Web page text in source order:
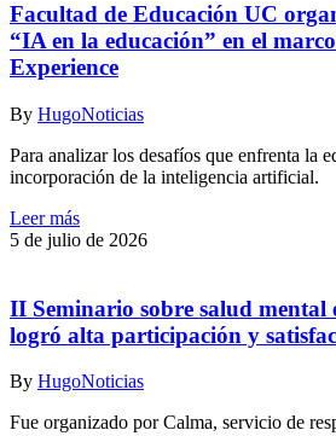
Facultad de Educación UC
“IA en la educación” en el
Experience
By HugoNoticias
Para analizar los desafíos que enfrenta la
incorporación de la inteligencia artificial.
Leer más
5 de julio de 2026
II Seminario sobre salud mental
logró alta participación y
By HugoNoticias
Fue organizado por Calma, servicio de